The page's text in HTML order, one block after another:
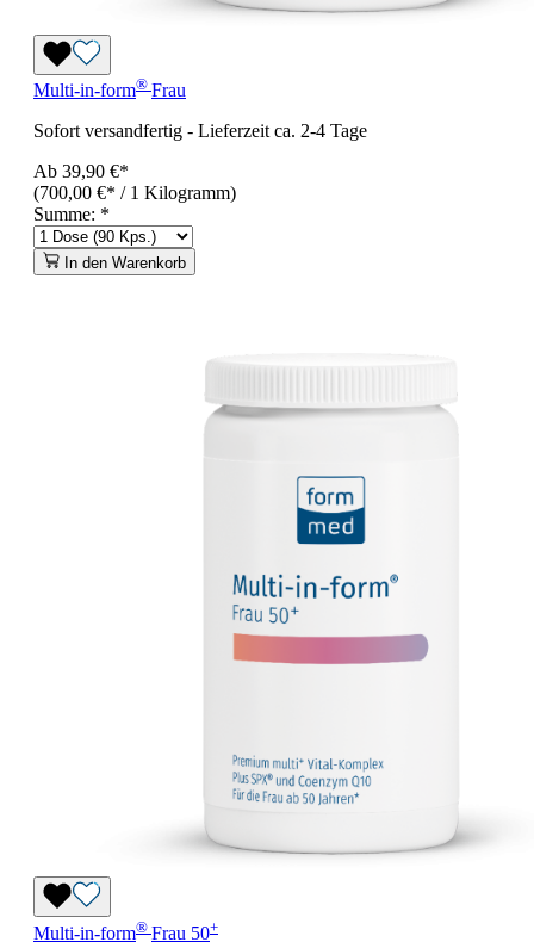
Multi-in-form® Frau
Sofort versandfertig - Lieferzeit ca. 2-4 Tage
Ab 39,90 €*
(700,00 €* / 1 Kilogramm)
Summe: *
In den Warenkorb
Multi-in-form® Frau 50+